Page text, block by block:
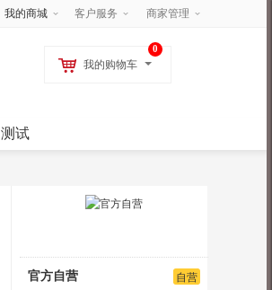
客户服务 商家管理
我的商城
0
我的购物车
测试
官方自营 自营